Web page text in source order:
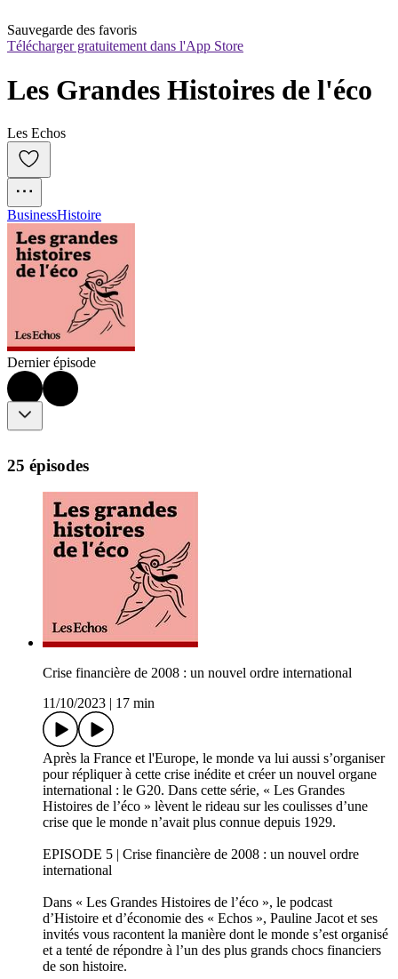
Sauvegarde des favoris
Télécharger gratuitement dans l'App Store
Les Grandes Histoires de l'éco
Les Echos
BusinessHistoire
Dernier épisode
25 épisodes
Crise financière de 2008 : un nouvel ordre international
11/10/2023
17 min
Après la France et l'Europe, le monde va lui aussi s’organiser
pour répliquer à cette crise inédite et créer un nouvel organe
international : le G20. Dans cette série, « Les Grandes
Histoires de l’éco » lèvent le rideau sur les coulisses d’une
crise que le monde n’avait plus connue depuis 1929.
EPISODE 5 | Crise financière de 2008 : un nouvel ordre
international
Dans « Les Grandes Histoires de l’éco », le podcast
d’Histoire et d’économie des « Echos », Pauline Jacot et ses
invités vous racontent la manière dont le monde s’est organisé
et a tenté de répondre à l’un des plus grands chocs financiers
de son histoire.